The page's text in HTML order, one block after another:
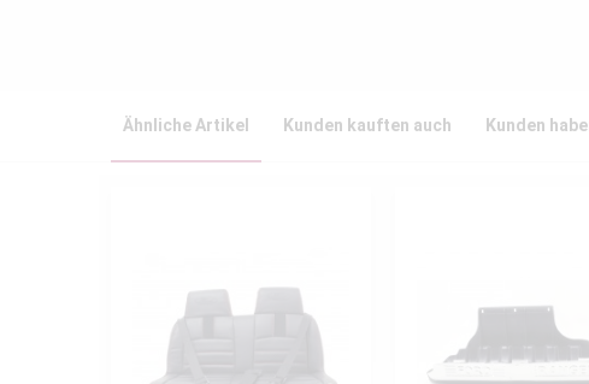
Ähnliche Artikel Kunden kauften auch Kunden